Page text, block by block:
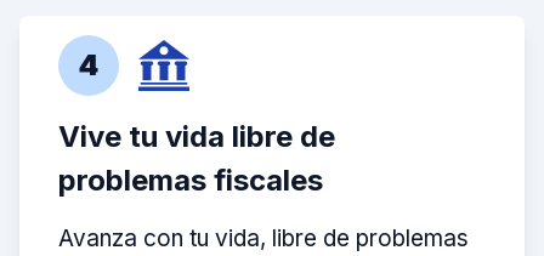
4
Vive tu vida libre de
problemas fiscales
Avanza con tu vida, libre de problemas